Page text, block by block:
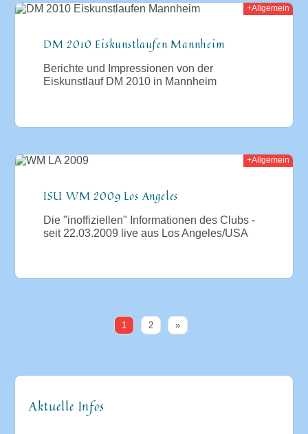
+Allgemein
DM 2010 Eiskunstlaufen Mannheim
Berichte und Impressionen von der
Eiskunstlauf DM 2010 in Mannheim
+Allgemein
ISU WM 2009 Los Angeles
Die "inoffiziellen" Informationen des Clubs -
seit 22.03.2009 live aus Los Angeles/USA
1 2 »
Aktuelle Infos